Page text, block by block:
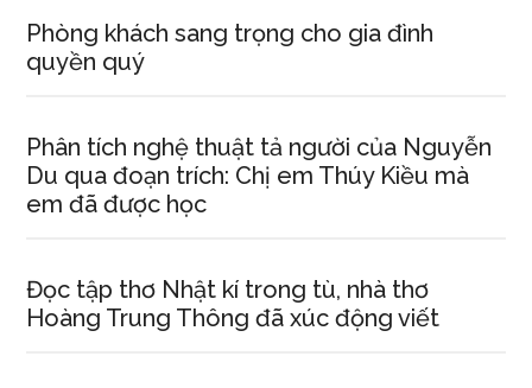
Phòng khách sang trọng cho gia đình
quyền quý
Phân tích nghệ thuật tả người của Nguyễn
Du qua đoạn trích: Chị em Thúy Kiều mà
em đã được học
Đọc tập thơ Nhật kí trong tù, nhà thơ
Hoàng Trung Thông đã xúc động viết